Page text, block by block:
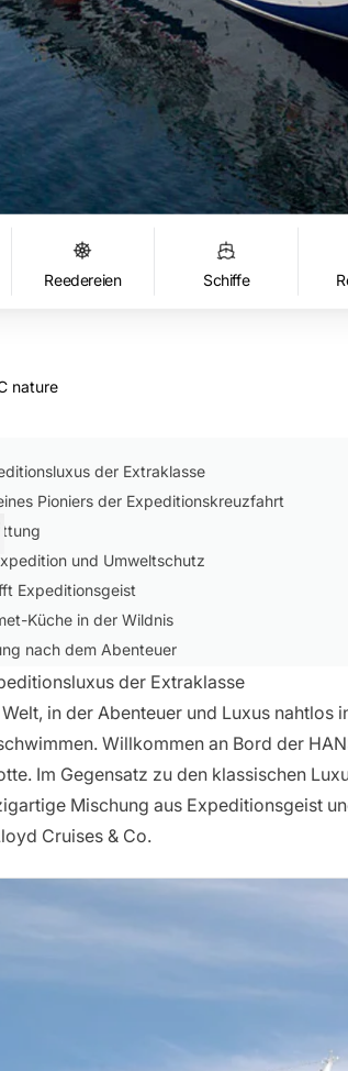
Reedereien Schiffe
nature
der Extraklasse
Pioniers der Expeditionskreuzfahrt
und Umweltschutz
Expeditionsgeist
Küche in der Wildnis
nach dem Abenteuer
in extremen Umgebungen
entlegensten Winkel der Erde
Niveau
der Extraklasse
in der Abenteuer und Luxus
Willkommen an Bord der
Im Gegensatz zu den klassischen
Mischung aus Expeditionsgeist
Cruises & Co.